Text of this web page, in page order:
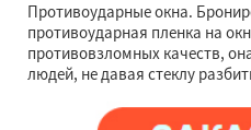
Противоударные окна.
противоударная пленка на
противовзломных качеств,
людей, не давая стеклу